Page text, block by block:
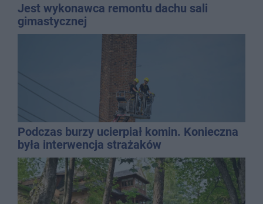
Jest wykonawca remontu dachu sali
gimastycznej
Podczas burzy ucierpiał komin. Konieczna
była interwencja strażaków